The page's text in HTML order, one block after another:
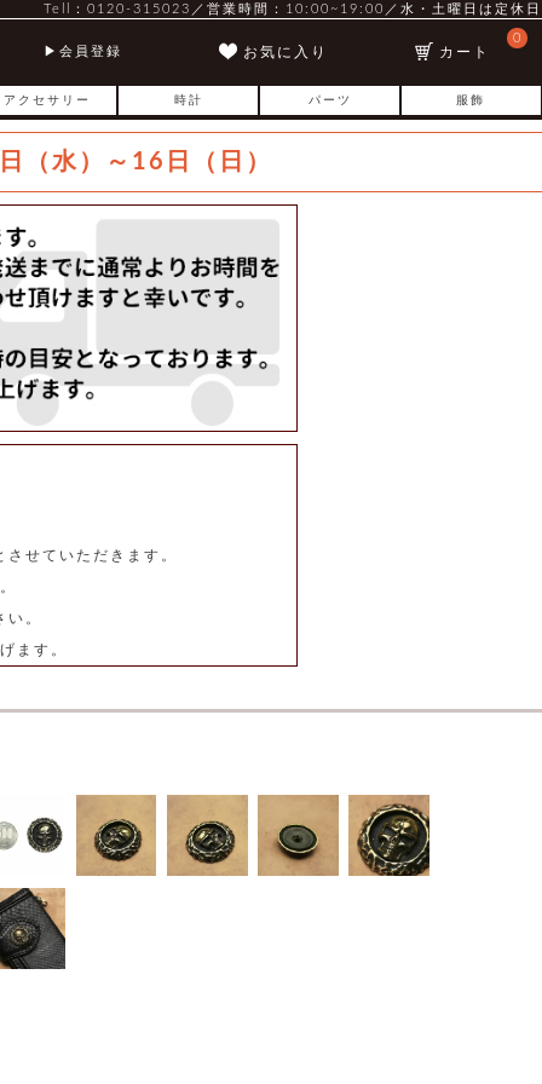
Tell：0120-315023／営業時間：10:00~19:00／水・土曜日は定休日
会員登録 お気に入り
0
カート
アクセサリー 時計 パーツ 服飾
（水）～16日（日）
せていただきます。
。
ます。